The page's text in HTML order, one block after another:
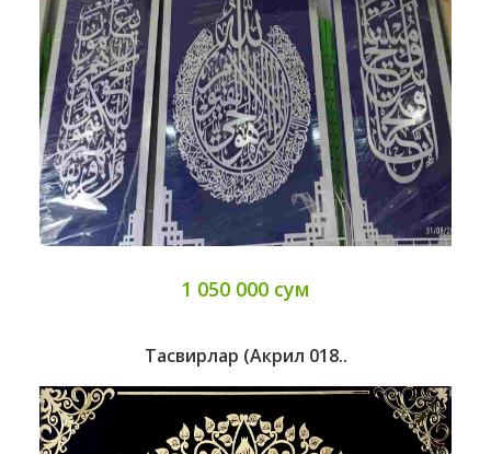
1 050 000 сум
Тасвирлар (Акрил 018..